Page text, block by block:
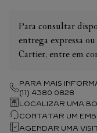
Para consultar
entrega expressa
Cartier, entre em
PARA MAIS
(11) 4380 0828
LOCALIZAR UMA
CONTATAR UM
AGENDAR UMA